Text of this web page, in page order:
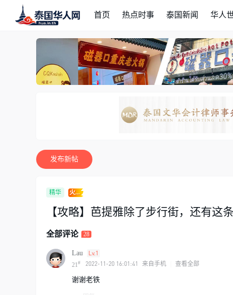
首页 热点时事 泰国新闻 华人
发布新帖
精华 火...
【攻略】芭提雅除了步行街，还有这
全部评论 28
Lau Lv.1
21# 2022-11-20 16:01:41 来自手机 查看全部
谢谢老铁